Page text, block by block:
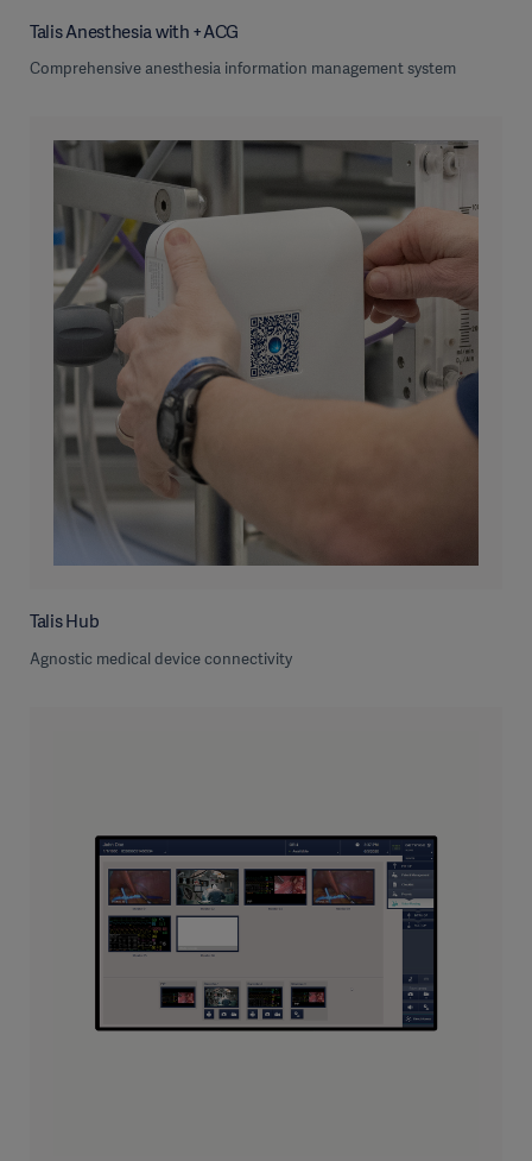
Talis Anesthesia with +ACG
Comprehensive anesthesia information management system
Talis Hub
Agnostic medical device connectivity